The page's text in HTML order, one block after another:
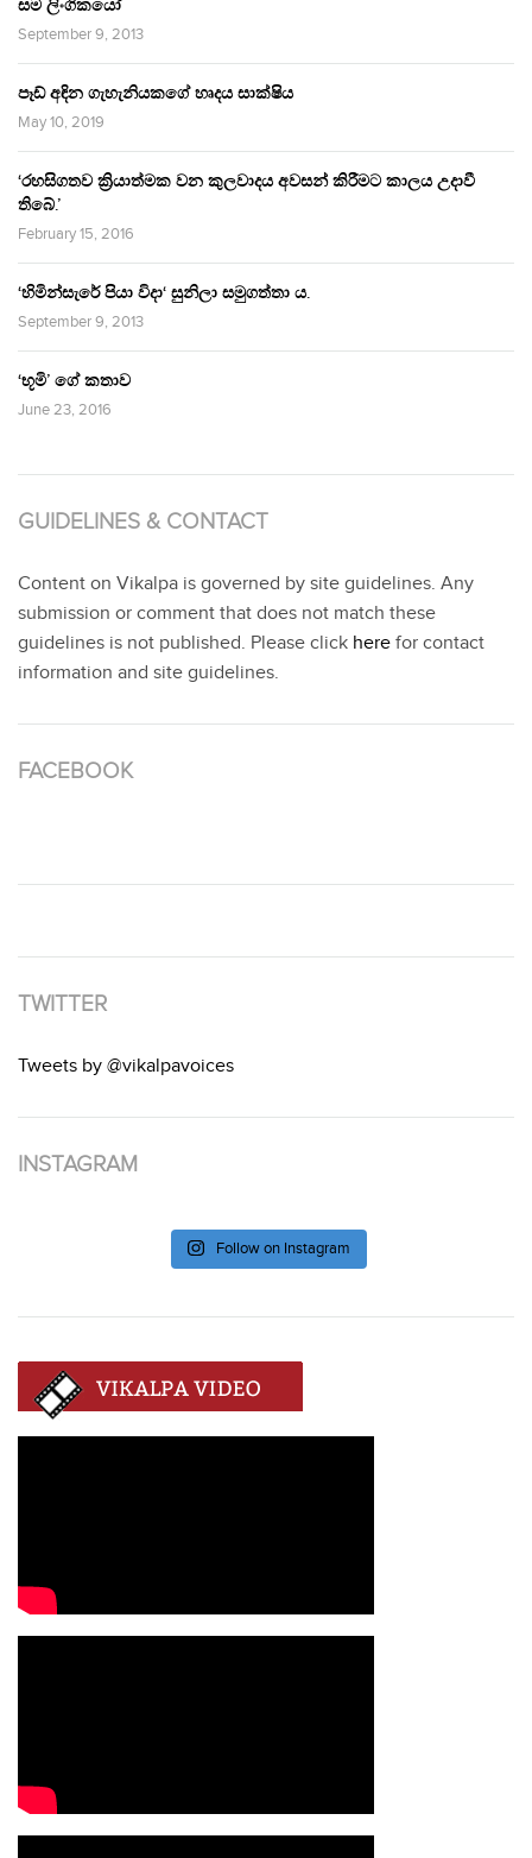
සම ලිංගිකයෝ
September 9, 2013
පෑඩ් අඳින ගැහැනියකගේ හෘදය සාක්ෂිය
May 10, 2019
‘රහසිගතව ක්‍රියාත්මක වන කුලවාදය අවසන් කිරීමට කාලය උදාවී
තිබේ.’
February 15, 2016
‘හිමින්සැරේ පියා විදා‘ සුනිලා සමුගත්තා ය.
September 9, 2013
‘භූමි’ ගේ කතාව
June 23, 2016
GUIDELINES & CONTACT
Content on Vikalpa is governed by site guidelines. Any
submission or comment that does not match these
guidelines is not published. Please click here for contact
information and site guidelines.
FACEBOOK
TWITTER
Tweets by @vikalpavoices
INSTAGRAM
Follow on Instagram